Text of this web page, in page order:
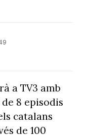
a TV3 amb
8 episodis
catalans
de 100